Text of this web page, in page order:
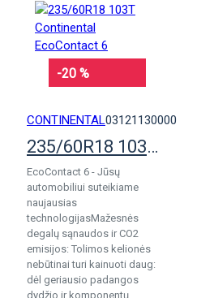
-20 %
CONTINENTAL03121130000
235/60R18 103T Continental EcoContact 6
EcoContact 6 - Jūsų
automobiliui suteikiame
naujausias
technologijasMažesnės
degalų sąnaudos ir CO2
emisijos: Tolimos kelionės
nebūtinai turi kainuoti daug:
dėl geriausio padangos
dydžio ir komponentų